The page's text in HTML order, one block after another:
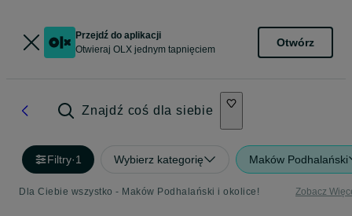
Przejdź do aplikacji
Otwieraj OLX jednym tapnięciem
Otwórz
Znajdź coś dla siebie
Filtry·1 Wybierz kategorię Maków Podhalański
Dla Ciebie wszystko - Maków Podhalański i okolice! Zobacz